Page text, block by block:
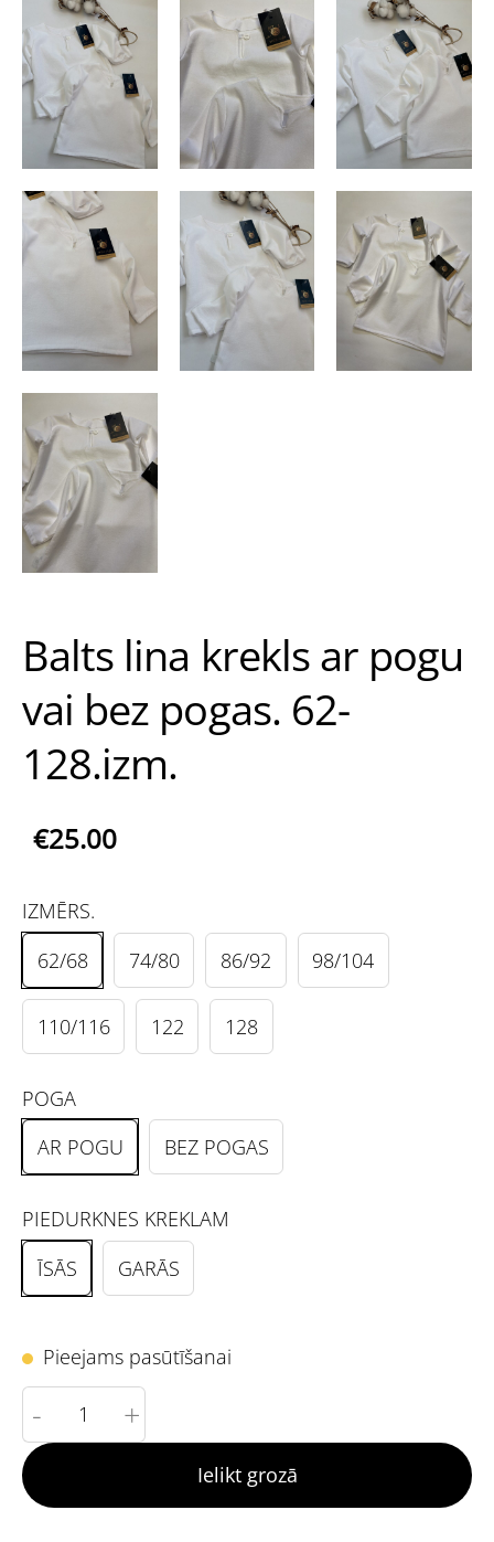
Balts lina krekls ar pogu
vai bez pogas. 62-
128.izm.
€25.00
IZMĒRS.
62/68
74/80 86/92 98/104
110/116 122 128
POGA
AR POGU
BEZ POGAS
PIEDURKNES KREKLAM
ĪSĀS
GARĀS
Pieejams pasūtīšanai
- +
Ielikt grozā